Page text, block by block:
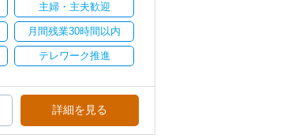
主婦・主夫歓迎
月間残業30時間以内
テレワーク推進
詳細を見る